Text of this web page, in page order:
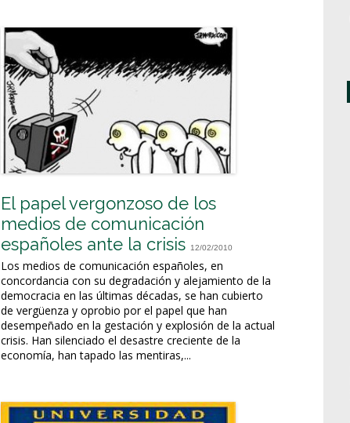
El papel vergonzoso de los
medios de comunicación
españoles ante la crisis
12/02/2010
Los medios de comunicación españoles, en
concordancia con su degradación y alejamiento de la
democracia en las últimas décadas, se han cubierto
de vergüenza y oprobio por el papel que han
desempeñado en la gestación y explosión de la actual
crisis. Han silenciado el desastre creciente de la
economía, han tapado las mentiras,...